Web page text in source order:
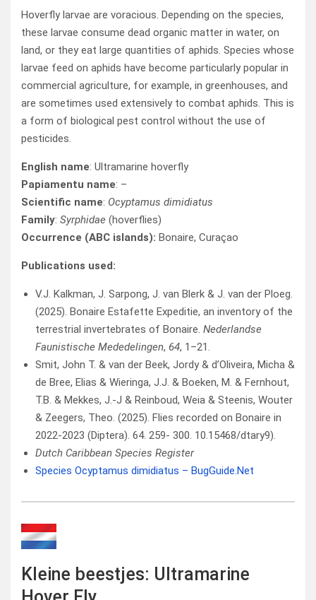
Hoverfly larvae are voracious. Depending on the species,
these larvae consume dead organic matter in water, on
land, or they eat large quantities of aphids. Species whose
larvae feed on aphids have become particularly popular in
commercial agriculture, for example, in greenhouses, and
are sometimes used extensively to combat aphids. This is
a form of biological pest control without the use of
pesticides.
English name: Ultramarine hoverfly
Papiamentu name: –
Scientific name: Ocyptamus dimidiatus
Family: Syrphidae (hoverflies)
Occurrence (ABC islands): Bonaire, Curaçao
Publications used:
V.J. Kalkman, J. Sarpong, J. van Blerk & J. van der Ploeg.
(2025). Bonaire Estafette Expeditie, an inventory of the
terrestrial invertebrates of Bonaire. Nederlandse
Faunistische Mededelingen, 64, 1–21.
Smit, John T. & van der Beek, Jordy & d’Oliveira, Micha &
de Bree, Elias & Wieringa, J.J. & Boeken, M. & Fernhout,
T.B. & Mekkes, J.-J & Reinboud, Weia & Steenis, Wouter
& Zeegers, Theo. (2025). Flies recorded on Bonaire in
2022-2023 (Diptera). 64. 259- 300. 10.15468/dtary9).
Dutch Caribbean Species Register
Species Ocyptamus dimidiatus – BugGuide.Net
Kleine beestjes: Ultramarine